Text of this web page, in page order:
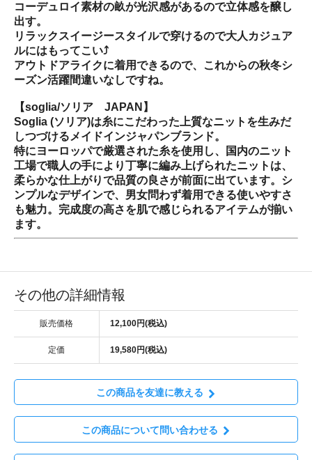
コーデュロイ素材の畝が光沢感があるので立体感を醸し
出す。
リラックスイージースタイルで穿けるので大人カジュア
ルにはもってこい⤴︎
アウトドアライクに着用できるので、これからの秋冬シ
ーズン活躍間違いなしですね。
【soglia/ソリア JAPAN】
Soglia (ソリア)は糸にこだわった上質なニットを生みだ
しつづけるメイドインジャパンブランド。
特にヨーロッパで厳選された糸を使用し、国内のニット
工場で職人の手により丁寧に編み上げられたニットは、
柔らかな仕上がりで品質の良さが前面に出ています。シ
ンプルなデザインで、男女問わず着用できる使いやすさ
も魅力。完成度の高さを肌で感じられるアイテムが揃い
ます。
その他の詳細情報
販売価格 12,100円(税込)
定価 19,580円(税込)
この商品を友達に教える
この商品について問い合わせる